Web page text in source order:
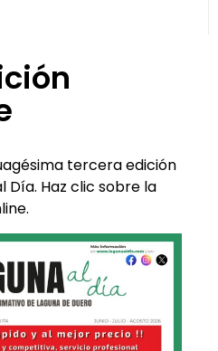
tercera edición
Día. Haz clic sobre la